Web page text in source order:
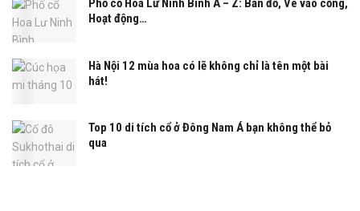
Phố cổ Hoa Lư Ninh Bình A – Z: Bản đồ, Vé vào cổng,
Hoạt động…
Hà Nội 12 mùa hoa có lẽ không chỉ là tên một bài
hát!
Top 10 di tích cổ ở Đông Nam Á bạn không thể bỏ
qua